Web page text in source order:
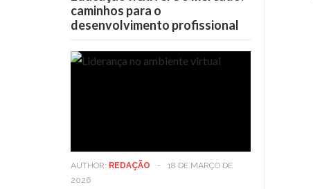
caminhos para o
desenvolvimento profissional
AUTHOR: REDAÇÃO -
18 DE MARÇO DE
2026